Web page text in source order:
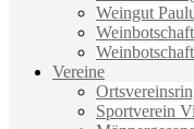
Weingut
Vereine
Sportverein